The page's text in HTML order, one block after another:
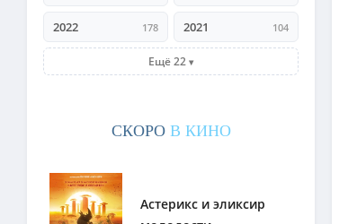
2022 178 2021 104
Ещё 22
СКОРО В КИНО
Астерикс и эликсир